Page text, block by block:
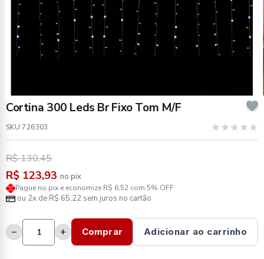
Cortina 300 Leds Br Fixo Tom M/F
SKU 726303
R$ 130,45
R$ 123,93 no pix
Pague no pix e economize R$ 6,52 com 5% OFF
ou 2x de R$ 65,22 sem juros no cartão
− + Comprar Adicionar ao carrinho